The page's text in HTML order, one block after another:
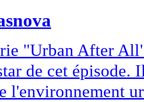
"Urban After
de cet
l'environnement